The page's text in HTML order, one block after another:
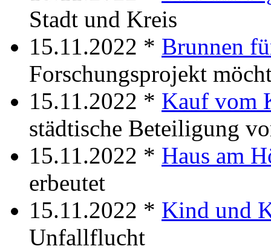
Stadt und Kreis
15.11.2022 * Brunnen
Forschungsprojekt
15.11.2022 * Kauf vom
städtische Beteiligung
15.11.2022 * Haus am
erbeutet
15.11.2022 * Kind und
Unfallflucht